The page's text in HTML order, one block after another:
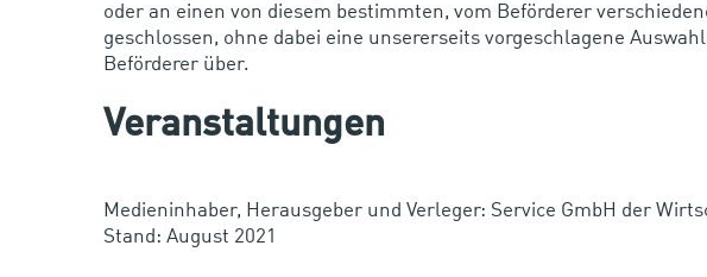
oder an einen von diesem bestimmten, vom Beförderer
geschlossen, ohne dabei eine unsererseits vorgeschlagene
Beförderer über.
Veranstaltungen
Medieninhaber, Herausgeber und Verleger: Service GmbH der
Stand: August 2021